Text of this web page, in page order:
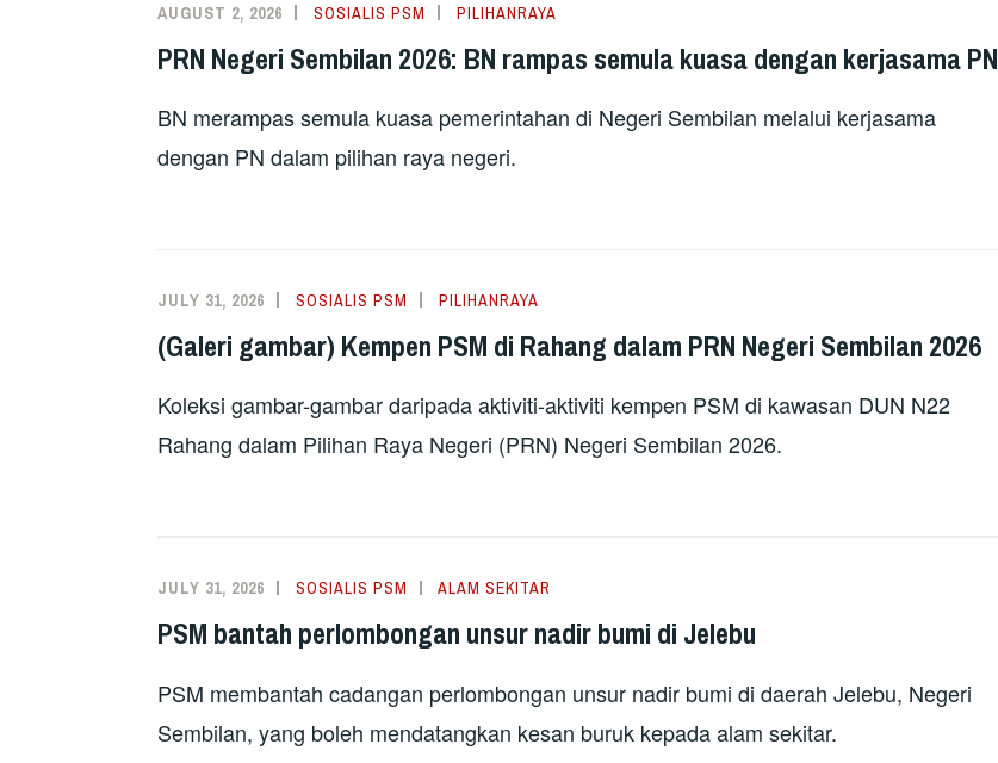
AUGUST 2, 2026 SOSIALIS PSM PILIHANRAYA
PRN Negeri Sembilan 2026: BN rampas semula kuasa dengan kerjasama PN
BN merampas semula kuasa pemerintahan di Negeri Sembilan melalui kerjasama
dengan PN dalam pilihan raya negeri.
JULY 31, 2026 SOSIALIS PSM PILIHANRAYA
(Galeri gambar) Kempen PSM di Rahang dalam PRN Negeri Sembilan 2026
Koleksi gambar-gambar daripada aktiviti-aktiviti kempen PSM di kawasan DUN N22
Rahang dalam Pilihan Raya Negeri (PRN) Negeri Sembilan 2026.
JULY 31, 2026 SOSIALIS PSM ALAM SEKITAR
PSM bantah perlombongan unsur nadir bumi di Jelebu
PSM membantah cadangan perlombongan unsur nadir bumi di daerah Jelebu, Negeri
Sembilan, yang boleh mendatangkan kesan buruk kepada alam sekitar.